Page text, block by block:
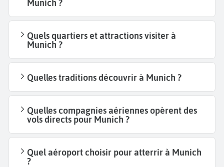
Munich ?
Quels quartiers et attractions visiter à
Munich ?
Quelles traditions découvrir à Munich ?
Quelles compagnies aériennes opèrent des
vols directs pour Munich ?
Quel aéroport choisir pour atterrir à Munich
?